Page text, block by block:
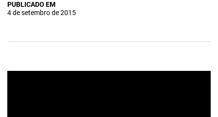
PUBLICADO EM
4 de setembro de 2015